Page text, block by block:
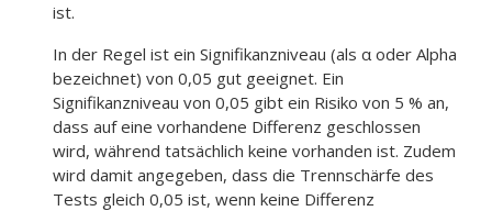
ist.
In der Regel ist ein Signifikanzniveau (als α oder Alpha
bezeichnet) von 0,05 gut geeignet. Ein
Signifikanzniveau von 0,05 gibt ein Risiko von 5 % an,
dass auf eine vorhandene Differenz geschlossen
wird, während tatsächlich keine vorhanden ist. Zudem
wird damit angegeben, dass die Trennschärfe des
Tests gleich 0,05 ist, wenn keine Differenz